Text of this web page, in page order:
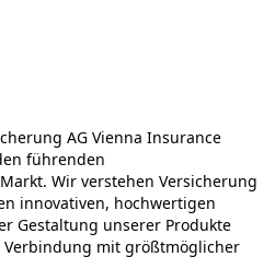
AG Vienna Insurance
führenden
Wir verstehen Versicherung
innovativen, hochwertigen
Gestaltung unserer Produkte
mit größtmöglicher